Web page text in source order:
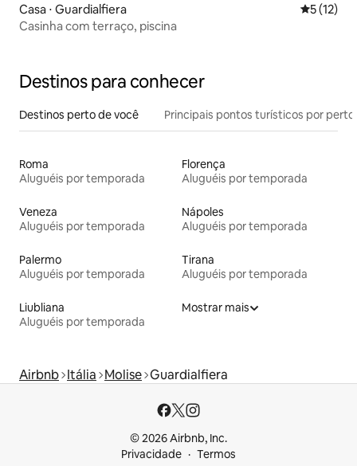
Casa ⋅ Guardialfiera 5 de uma
5 (12)
Casinha com terraço, piscina
Destinos para conhecer
Destinos perto de você Principais pontos turísticos por perto
Roma
Aluguéis por temporada
Florença
Aluguéis por temporada
Veneza
Aluguéis por temporada
Nápoles
Aluguéis por temporada
Palermo
Aluguéis por temporada
Tirana
Aluguéis por temporada
Liubliana
Aluguéis por temporada
Mostrar mais
Airbnb Itália Molise Guardialfiera
© 2026 Airbnb, Inc.
Privacidade
Termos